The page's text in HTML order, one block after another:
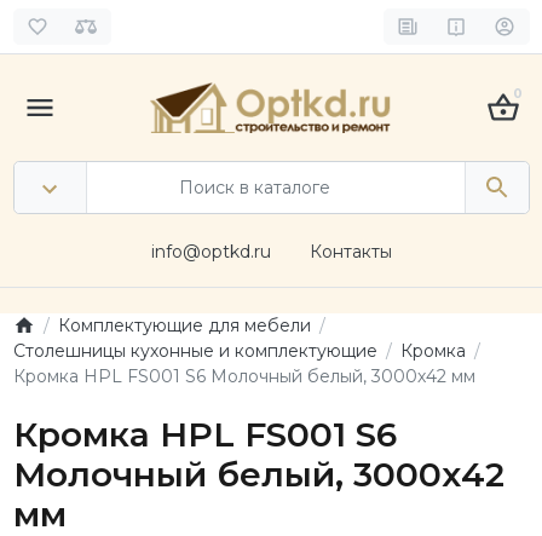
0
info@optkd.ru Контакты
Комплектующие для мебели
Столешницы кухонные и комплектующие
Кромка
Кромка HPL FS001 S6 Молочный белый, 3000х42 мм
Кромка HPL FS001 S6
Молочный белый, 3000х42
мм